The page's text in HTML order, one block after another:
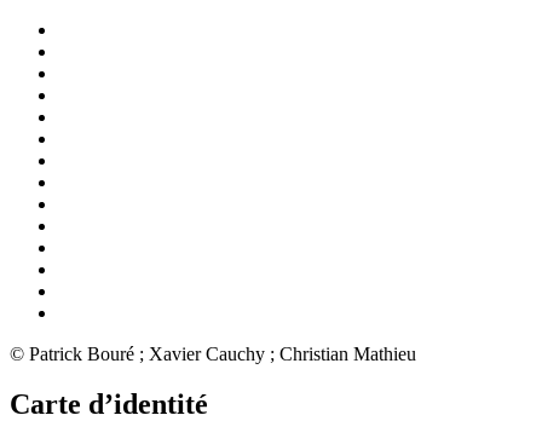
© Patrick Bouré ; Xavier Cauchy ; Christian Mathieu
Carte d’identité